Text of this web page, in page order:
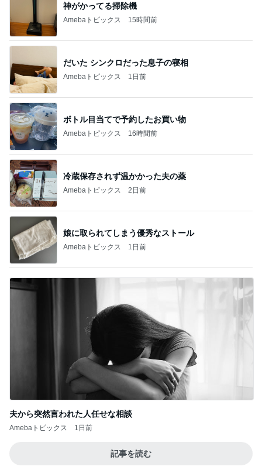
神がかってる掃除機
Amebaトピックス 15時間前
だいた シンクロだった息子の寝相
Amebaトピックス 1日前
ボトル目当てで予約したお買い物
Amebaトピックス 16時間前
冷蔵保存されず温かかった夫の薬
Amebaトピックス 2日前
娘に取られてしまう優秀なストール
Amebaトピックス 1日前
夫から突然言われた人任せな相談
Amebaトピックス 1日前
記事を読む